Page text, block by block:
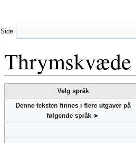
til
navigering
til
Velg språk
Denne teksten finnes i flere utgaver på
følgende språk ►
Side